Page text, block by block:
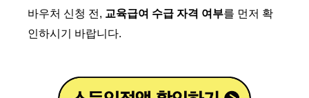
바우처 신청 전, 교육급여 수급 자격 여부를 먼저 확
인하시기 바랍니다.